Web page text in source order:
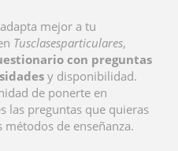
mejor a tu
Tusclasesparticulares,
con preguntas
y disponibilidad.
de ponerte en
las preguntas que quieras
de enseñanza.